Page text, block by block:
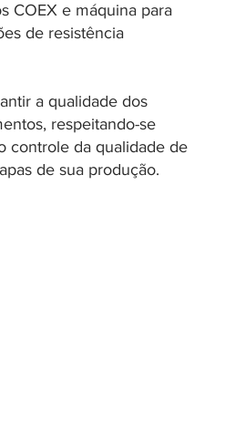
COEX e máquina para
de resistência
a qualidade dos
respeitando-se
controle da qualidade de
de sua produção.